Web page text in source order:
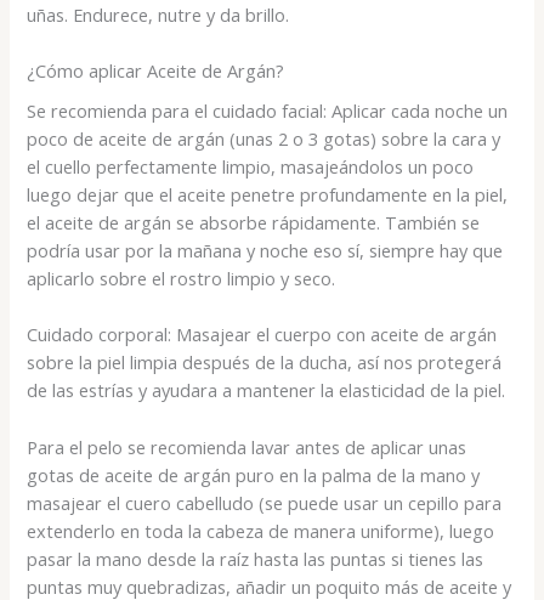
uñas. Endurece, nutre y da brillo.
¿Cómo aplicar Aceite de Argán?
Se recomienda para el cuidado facial: Aplicar cada noche un
poco de aceite de argán (unas 2 o 3 gotas) sobre la cara y
el cuello perfectamente limpio, masajeándolos un poco
luego dejar que el aceite penetre profundamente en la piel,
el aceite de argán se absorbe rápidamente. También se
podría usar por la mañana y noche eso sí, siempre hay que
aplicarlo sobre el rostro limpio y seco.
Cuidado corporal: Masajear el cuerpo con aceite de argán
sobre la piel limpia después de la ducha, así nos protegerá
de las estrías y ayudara a mantener la elasticidad de la piel.
Para el pelo se recomienda lavar antes de aplicar unas
gotas de aceite de argán puro en la palma de la mano y
masajear el cuero cabelludo (se puede usar un cepillo para
extenderlo en toda la cabeza de manera uniforme), luego
pasar la mano desde la raíz hasta las puntas si tienes las
puntas muy quebradizas, añadir un poquito más de aceite y